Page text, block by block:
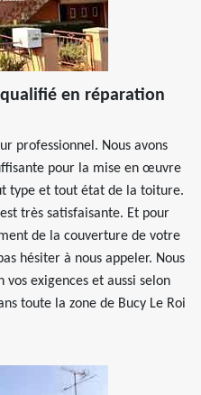
en réparation
professionnel. Nous avons
pour la mise en œuvre
type et tout état de la toiture.
très satisfaisante. Et pour
de la couverture de votre
hésiter à nous appeler. Nous
vos exigences et aussi selon
toute la zone de Bucy Le Roi